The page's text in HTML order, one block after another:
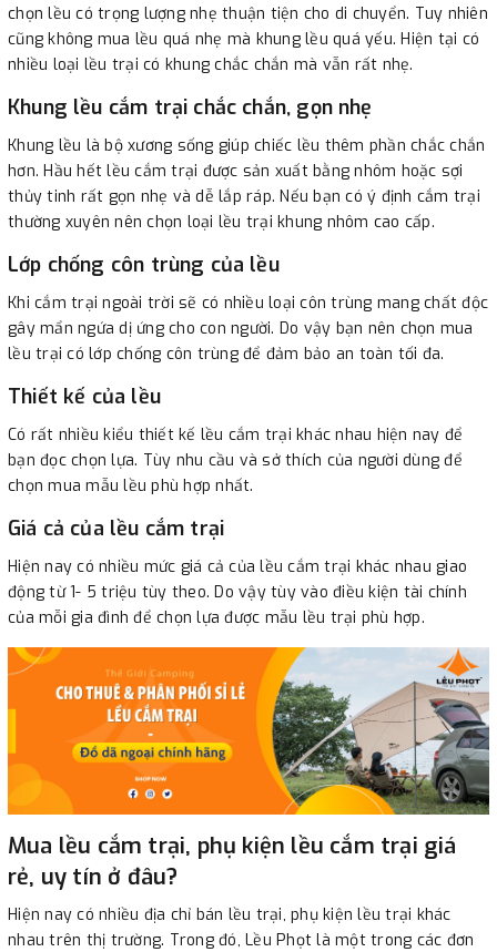
chọn lều có trọng lượng nhẹ thuận tiện cho di chuyển. Tuy nhiên
cũng không mua lều quá nhẹ mà khung lều quá yếu. Hiện tại có
nhiều loại lều trại có khung chắc chắn mà vẫn rất nhẹ.
Khung lều cắm trại chắc chắn, gọn nhẹ
Khung lều là bộ xương sống giúp chiếc lều thêm phần chắc chắn
hơn. Hầu hết lều cắm trại được sản xuất bằng nhôm hoặc sợi
thủy tinh rất gọn nhẹ và dễ lắp ráp. Nếu bạn có ý định cắm trại
thường xuyên nên chọn loại lều trại khung nhôm cao cấp.
Lớp chống côn trùng của lều
Khi cắm trại ngoài trời sẽ có nhiều loại côn trùng mang chất độc
gây mẩn ngứa dị ứng cho con người. Do vậy bạn nên chọn mua
lều trại có lớp chống côn trùng để đảm bảo an toàn tối đa.
Thiết kế của lều
Có rất nhiều kiểu thiết kế lều cắm trại khác nhau hiện nay để
bạn đọc chọn lựa. Tùy nhu cầu và sở thích của người dùng để
chọn mua mẫu lều phù hợp nhất.
Giá cả của lều cắm trại
Hiện nay có nhiều mức giá cả của lều cắm trại khác nhau giao
động từ 1- 5 triệu tùy theo. Do vậy tùy vào điều kiện tài chính
của mỗi gia đình để chọn lựa được mẫu lều trại phù hợp.
Mua lều cắm trại, phụ kiện lều cắm trại giá
rẻ, uy tín ở đâu?
Hiện nay có nhiều địa chỉ bán lều trại, phụ kiện lều trại khác
nhau trên thị trường. Trong đó, Lều Phọt là một trong các đơn